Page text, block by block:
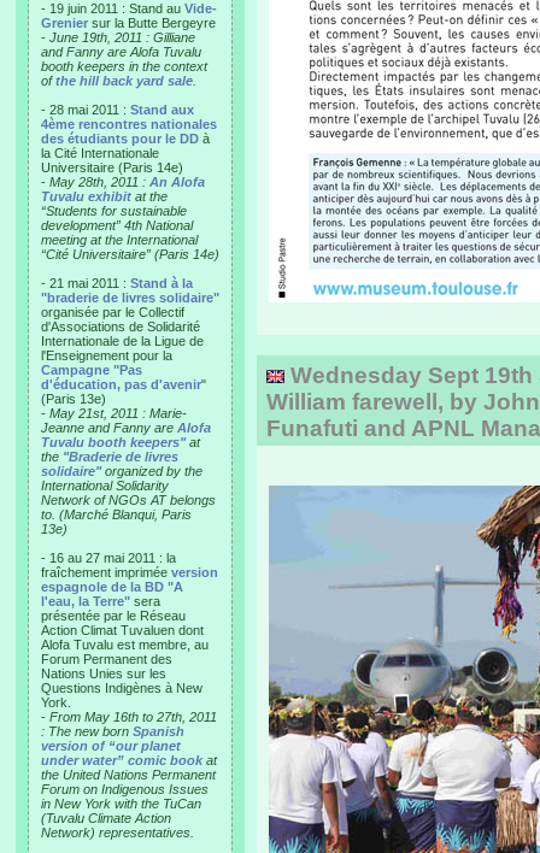
- 19 juin 2011 : Stand au Vide-
Grenier sur la Butte Bergeyre
- June 19th, 2011 : Gilliane
and Fanny are Alofa Tuvalu
booth keepers in the context
ofthe hill back yard sale
- 28 mai 2011 : Stand aux
4ème rencontres nationales
des étudiants pour le DD à
la Cité Internationale
Universitaire (Paris 14e)
- May 28th, 2011 : An Alofa
Tuvalu exhibit at the
“Students for sustainable
development” 4th National
meeting at the International
“Cité Universitaire” (Paris 14e)
- 21 mai 2011 : Stand à la
"braderie de livres solidaire"
organisée par le Collectif
d'Associations de Solidarité
Internationale de la Ligue de
l'Enseignement pour la
Campagne "Pas
d'éducation, pas d'avenir"
(Paris 13e)
- May 21st, 2011 : Marie-
Jeanne and Fanny are Alofa
Tuvalu booth keepers"at
the "Braderie de livres
solidaire"organized by the
International Solidarity
Network of NGOs AT belongs
to. (Marché Blanqui, Paris
13e)
- 16 au 27 mai 2011 : la
fraîchement imprimée version
espagnole de la BD "A
l'eau, la Terre" sera
présentée par le Réseau
Action Climat Tuvaluen dont
Alofa Tuvalu est membre, au
Forum Permanent des
Nations Unies sur les
Questions Indigènes à New
York.
- From May 16th to 27th, 2011
: The new born Spanish
version of “our planet
under water” comic book at
the United Nations Permanent
Forum on Indigenous Issues
in New York with the TuCan
(Tuvalu Climate Action
Network) representatives.
Wednesday Sept
William farewell, by
Funafuti and APNL